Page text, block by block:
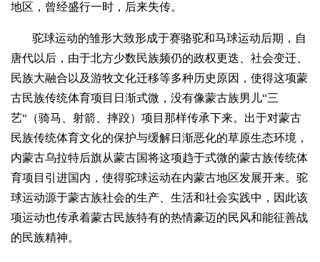
地区，曾经盛行一时，后来失传。
驼球运动的雏形大致形成于赛骆驼和马球运动后期，自
唐代以后，由于北方少数民族频仍的政权更迭、社会变迁、
民族大融合以及游牧文化迁移等多种历史原因，使得这项蒙
古民族传统体育项目日渐式微，没有像蒙古族男儿“三
艺“（骑马、射箭、摔跤）项目那样传承下来。出于对蒙古
民族传统体育文化的保护与缓解日渐恶化的草原生态环境，
内蒙古乌拉特后旗从蒙古国将这项趋于式微的蒙古族传统体
育项目引进国内，使得驼球运动在内蒙古地区发展开来。驼
球运动源于蒙古族社会的生产、生活和社会实践中，因此该
项运动也传承着蒙古民族特有的热情豪迈的民风和能征善战
的民族精神。